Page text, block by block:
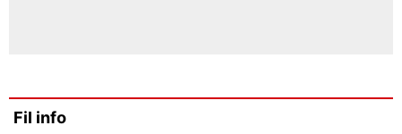
Fil info